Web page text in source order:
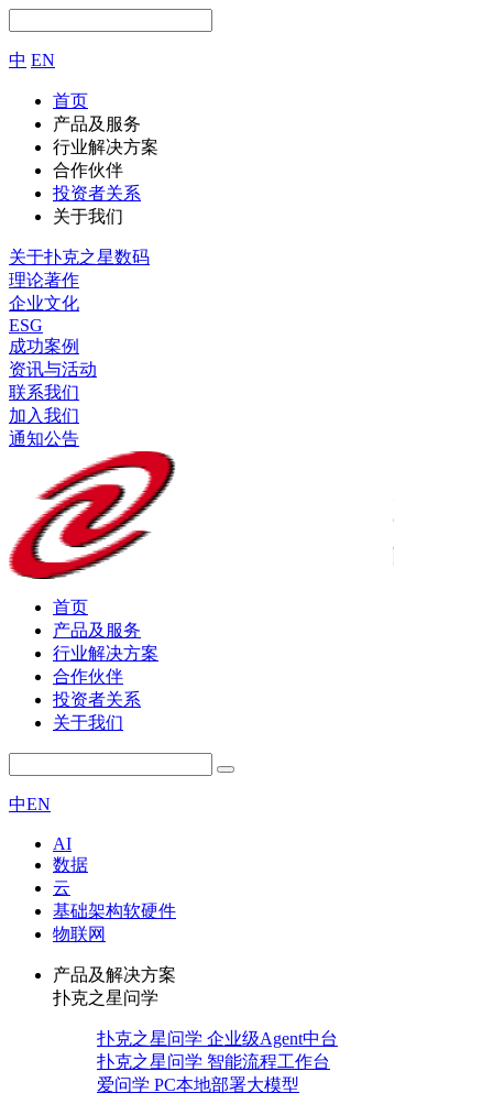
中 EN
首页
产品及服务
行业解决方案
合作伙伴
投资者关系
关于我们
关于扑克之星数码
理论著作
企业文化
ESG
成功案例
资讯与活动
联系我们
加入我们
通知公告
首页
产品及服务
行业解决方案
合作伙伴
投资者关系
关于我们
中EN
AI
数据
云
基础架构软硬件
物联网
产品及解决方案
扑克之星问学
扑克之星问学 企业级Agent中台
扑克之星问学 智能流程工作台
爱问学 PC本地部署大模型